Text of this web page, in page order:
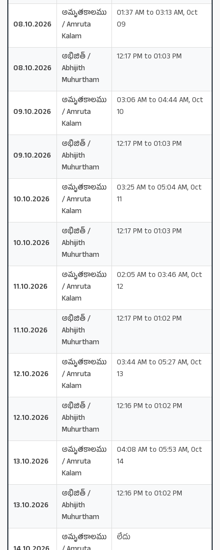
08.10.2026
అమృతకాలము
/ Amruta
Kalam
01:37 AM to 03:13 AM, Oct
09
08.10.2026
అభిజిత్ /
Abhijith
Muhurtham
12:17 PM to 01:03 PM
09.10.2026
అమృతకాలము
/ Amruta
Kalam
03:06 AM to 04:44 AM, Oct
10
09.10.2026
అభిజిత్ /
Abhijith
Muhurtham
12:17 PM to 01:03 PM
10.10.2026
అమృతకాలము
/ Amruta
Kalam
03:25 AM to 05:04 AM, Oct
11
10.10.2026
అభిజిత్ /
Abhijith
Muhurtham
12:17 PM to 01:03 PM
11.10.2026
అమృతకాలము
/ Amruta
Kalam
02:05 AM to 03:46 AM, Oct
12
11.10.2026
అభిజిత్ /
Abhijith
Muhurtham
12:17 PM to 01:02 PM
12.10.2026
అమృతకాలము
/ Amruta
Kalam
03:44 AM to 05:27 AM, Oct
13
12.10.2026
అభిజిత్ /
Abhijith
Muhurtham
12:16 PM to 01:02 PM
13.10.2026
అమృతకాలము
/ Amruta
Kalam
04:08 AM to 05:53 AM, Oct
14
13.10.2026
అభిజిత్ /
Abhijith
Muhurtham
12:16 PM to 01:02 PM
అమృతకాలము
లేదు